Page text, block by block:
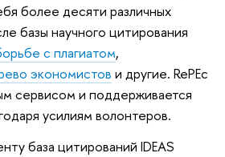
более десяти различных
базы научного цитирования
с плагиатом,
экономистов и другие. RePEc
сервисом и поддерживается
усилиям волонтеров.
база цитирований IDEAS